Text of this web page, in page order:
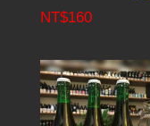
NT$160